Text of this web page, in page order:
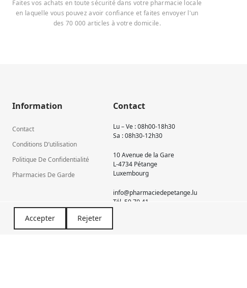
Faites vos achats en toute sécurité dans votre pharmacie locale
en laquelle vous pouvez avoir confiance et faites envoyer l'un
des 70 000 articles à votre domicile.
Information
Contact
Conditions D’utilisation
Politique De Confidentialité
Pharmacies De Garde
Contact
Lu – Ve : 08h00-18h30
Sa : 08h30-12h30
10 Avenue de la Gare
L-4734 Pétange
Luxembourg
info@pharmaciedepetange.lu
Tél. 50 70 41
Accepter Rejeter